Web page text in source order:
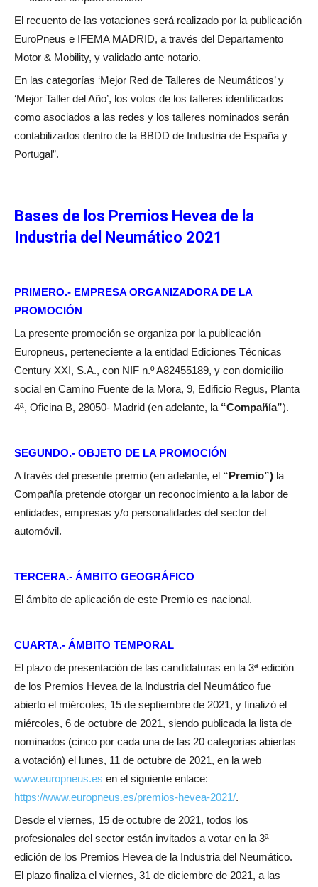
El recuento de las votaciones será realizado por la publicación
EuroPneus e IFEMA MADRID, a través del Departamento
Motor & Mobility, y validado ante notario.
En las categorías ‘Mejor Red de Talleres de Neumáticos’ y
‘Mejor Taller del Año’, los votos de los talleres identificados
como asociados a las redes y los talleres nominados serán
contabilizados dentro de la BBDD de Industria de España y
Portugal”.
Bases de los Premios Hevea de la
Industria del Neumático 2021
PRIMERO.- EMPRESA ORGANIZADORA DE LA
PROMOCIÓN
La presente promoción se organiza por la publicación
Europneus, perteneciente a la entidad Ediciones Técnicas
Century XXI, S.A., con NIF n.º A82455189, y con domicilio
social en Camino Fuente de la Mora, 9, Edificio Regus, Planta
4ª, Oficina B, 28050- Madrid (en adelante, la “Compañía”).
SEGUNDO.- OBJETO DE LA PROMOCIÓN
A través del presente premio (en adelante, el “Premio”) la
Compañía pretende otorgar un reconocimiento a la labor de
entidades, empresas y/o personalidades del sector del
automóvil.
TERCERA.- ÁMBITO GEOGRÁFICO
El ámbito de aplicación de este Premio es nacional.
CUARTA.- ÁMBITO TEMPORAL
El plazo de presentación de las candidaturas en la 3ª edición
de los Premios Hevea de la Industria del Neumático fue
abierto el miércoles, 15 de septiembre de 2021, y finalizó el
miércoles, 6 de octubre de 2021, siendo publicada la lista de
nominados (cinco por cada una de las 20 categorías abiertas
a votación) el lunes, 11 de octubre de 2021, en la web
www.europneus.es en el siguiente enlace:
https://www.europneus.es/premios-hevea-2021/.
Desde el viernes, 15 de octubre de 2021, todos los
profesionales del sector están invitados a votar en la 3ª
edición de los Premios Hevea de la Industria del Neumático.
El plazo finaliza el viernes, 31 de diciembre de 2021, a las